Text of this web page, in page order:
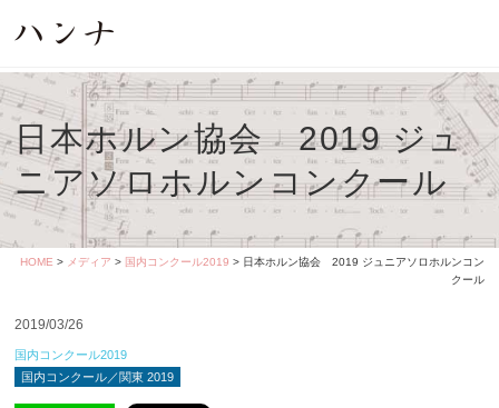
日本ホルン協会 2019 ジュ
ニアソロホルンコンクール
HOME > メディア > 国内コンクール2019 > 日本ホルン協会 2019 ジュニアソロホルンコン
クール
2019/03/26
国内コンクール2019
国内コンクール／関東 2019